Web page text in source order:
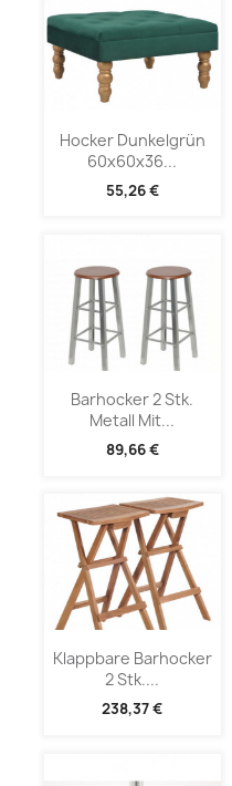
Hocker Dunkelgrün
60x60x36...
55,26 €
Barhocker 2 Stk.
Metall Mit...
89,66 €
Klappbare Barhocker
2 Stk....
238,37 €